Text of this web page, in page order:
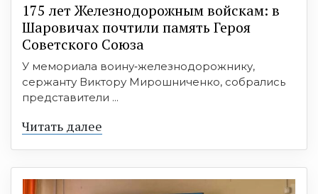
175 лет Железнодорожным войскам: в
Шаровичах почтили память Героя
Советского Союза
У мемориала воину‑железнодорожнику,
сержанту Виктору Мирошниченко, собрались
представители ...
Читать далее